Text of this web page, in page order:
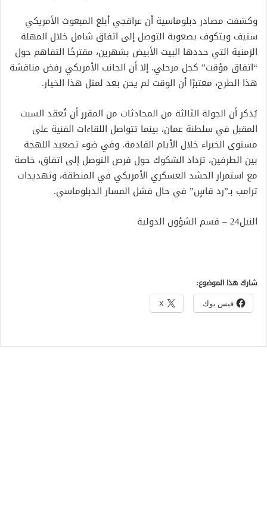
وكشفت مصادر دبلوماسية أن عراقجي أبلغ المبعوث الأمريكي
ستيف ويتكوف بصعوبة التوصل إلى اتفاق شامل خلال المهلة
الزمنية التي حددها البيت الأبيض بشهرين، مقترحًا التفاهم حول
“اتفاق مؤقت” كحل مرحلي. إلا أن الجانب الأمريكي رفض مناقشة
هذا الطرح، معتبرًا أن الوقت لم يحن بعد لمثل هذا الخيار.
يُذكر أن الجولة الثالثة من المحادثات من المقرر أن تُعقد السبت
المقبل في سلطنة عمان، بينما تتواصل اللقاءات الفنية على
مستوى الخبراء خلال الأيام القادمة. وفي ضوء تصعيد اللهجة
بين الطرفين، تزداد الشكوك حول فرص التوصل إلى اتفاق، خاصة
مع استمرار الحشد العسكري الأمريكي في المنطقة، وتهديدات
ترامب بـ”رد قاسٍ” في حال فشل المسار الدبلوماسي.
النيل24 – قسم الشؤون الدولية
شارك هذا الموضوع:
فيس بوك X